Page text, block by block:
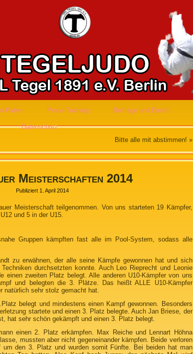
Paten Probe-Training Beiträge und Eintritt
Datenschutz
Bitte alle mit abstimmen! »
Meisterschaften 2014
Publiziert 1. April 2014
Meisterschaft teilgenommen. Von uns starteten 19 Kämpfer,
und 5 in der U15.
Gruppen kämpften fast alle im Pool-System, sodass alle
zu erwähnen, der alle seine Kämpfe gewonnen hat und sich
durchsetzten konnte. Auch Leo Rieprecht und Leonie
einen zweiten Platz belegt. Alle anderen U10-Kämpfer von uns
und belegten die 3. Plätze. Das heißt ALLE U10-Kämpfer
natürlich sehr stolz gemacht hat.
belegt und mindestens einen Kampf gewonnen. Besonders
startete und einen 3. Platz belegte. Auch Jan Briese, der
hat sehr schön gekämpft und einen 3. Platz belegt.
einen 2. Platz erkämpfen. Max Reiche und Lennart Höhna
mussten aber nicht gegeneinander kämpfen. Beide verloren
um den 3. Platz und wurden somit Fünfte. Bei beiden hat man